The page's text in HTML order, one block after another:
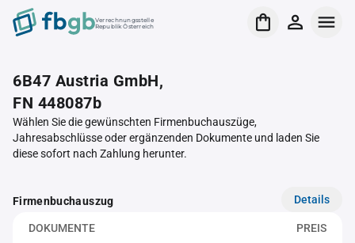
Verrechnungsstelle
Republik Österreich
6B47 Austria GmbH,
FN 448087b
Wählen Sie die gewünschten Firmenbuchauszüge,
Jahresabschlüsse oder ergänzenden Dokumente und laden Sie
diese sofort nach Zahlung herunter.
Firmenbuchauszug Details
DOKUMENTE PREIS